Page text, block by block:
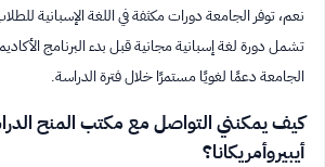
نعم، توفر الجامعة دورات مكثفة في اللغة الإسبانية
تشمل دورة لغة إسبانية مجانية قبل بدء البرنامج
الجامعة دعمًا لغويًا مستمرًا خلال فترة الدراسة.
كيف يمكنني التواصل مع مكتب المنح
أيبيروأمريكانا؟